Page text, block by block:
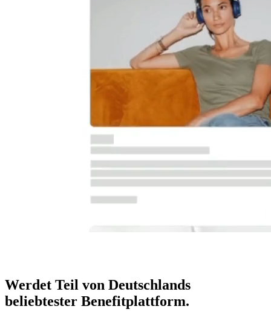
Werdet Teil von Deutschlands
beliebtester Benefitplattform.